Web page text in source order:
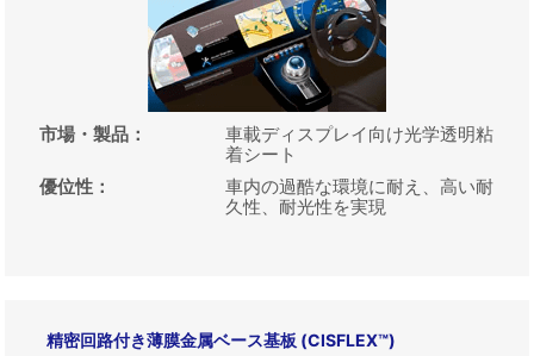
市場・製品 ：
車載ディスプレイ向け光学透明粘
着シート
優位性 ：
車内の過酷な環境に耐え、高い耐
久性、耐光性を実現
精密回路付き薄膜金属ベース基板 (CISFLEX™)